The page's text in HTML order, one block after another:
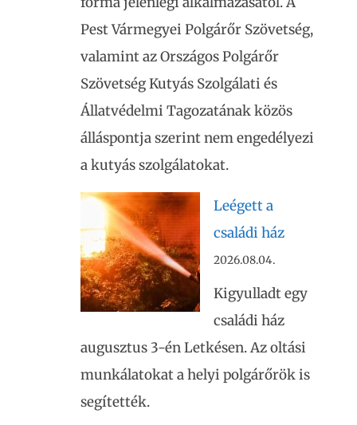
Pest Vármegyei Polgárőr Szövetség,
valamint az Országos Polgárőr
Szövetség Kutyás Szolgálati és
Állatvédelmi Tagozatának közös
álláspontja szerint nem engedélyezi
a kutyás szolgálatokat.
Leégett a
családi ház
2026.08.04.
Kigyulladt egy
családi ház
augusztus 3-én Letkésen. Az oltási
munkálatokat a helyi polgárőrök is
segítették.